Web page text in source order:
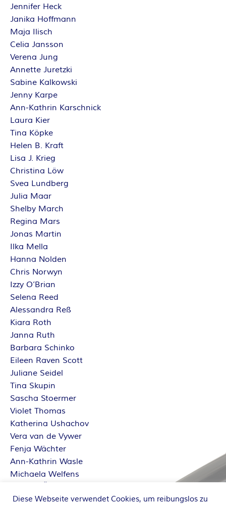
Jennifer Heck
Janika Hoffmann
Maja Ilisch
Celia Jansson
Verena Jung
Annette Juretzki
Sabine Kalkowski
Jenny Karpe
Ann-Kathrin Karschnick
Laura Kier
Tina Köpke
Helen B. Kraft
Lisa J. Krieg
Christina Löw
Svea Lundberg
Julia Maar
Shelby March
Regina Mars
Jonas Martin
Ilka Mella
Hanna Nolden
Chris Norwyn
Izzy O’Brian
Selena Reed
Alessandra Reß
Kiara Roth
Janna Ruth
Barbara Schinko
Eileen Raven Scott
Juliane Seidel
Tina Skupin
Sascha Stoermer
Violet Thomas
Katherina Ushachov
Vera van de Vywer
Fenja Wächter
Ann-Kathrin Wasle
Michaela Welfens
Dorothe Zürcher
Diese Webseite verwendet Cookies, um reibungslos zu